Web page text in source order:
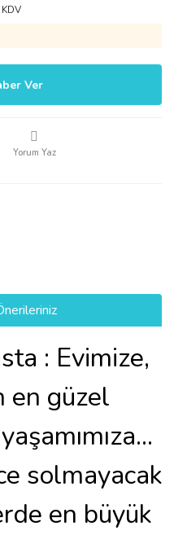
Ver
Yorum Yaz
: Evimize,
en güzel
solmayacak
en büyük